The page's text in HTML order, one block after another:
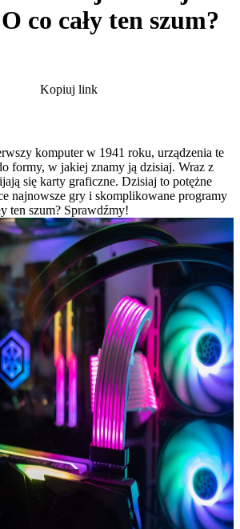
co cały ten szum?
Kopiuj link
komputer w 1941 roku, urządzenia te
formy, w jakiej znamy ją dzisiaj. Wraz z
się karty graficzne. Dzisiaj to potężne
najnowsze gry i skomplikowane programy
ten szum? Sprawdźmy!